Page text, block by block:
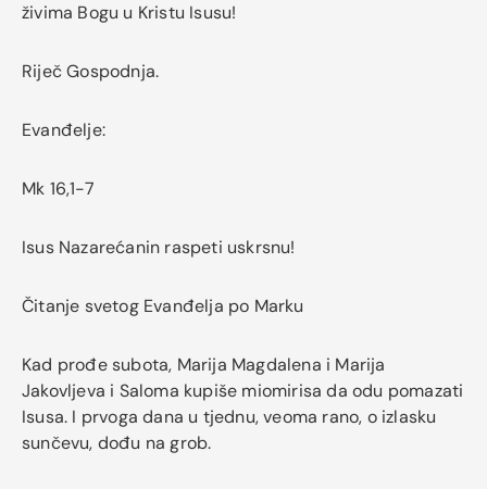
živima Bogu u Kristu Isusu!
Riječ Gospodnja.
Evanđelje:
Mk 16,1-7
Isus Nazarećanin raspeti uskrsnu!
Čitanje svetog Evanđelja po Marku
Kad prođe subota, Marija Magdalena i Marija
Jakovljeva i Saloma kupiše miomirisa da odu pomazati
Isusa. I prvoga dana u tjednu, veoma rano, o izlasku
sunčevu, dođu na grob.